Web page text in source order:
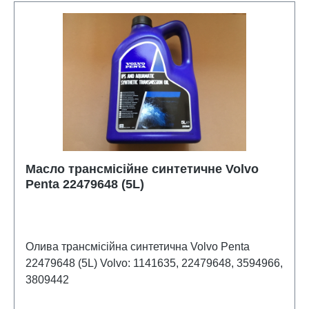
стаціонарних, які вимагають 85W-90 оливи.
Масло трансмісійне синтетичне Volvo
Penta 22479648 (5L)
Олива трансмісійна синтетична Volvo Penta
22479648 (5L) Volvo: 1141635, 22479648, 3594966,